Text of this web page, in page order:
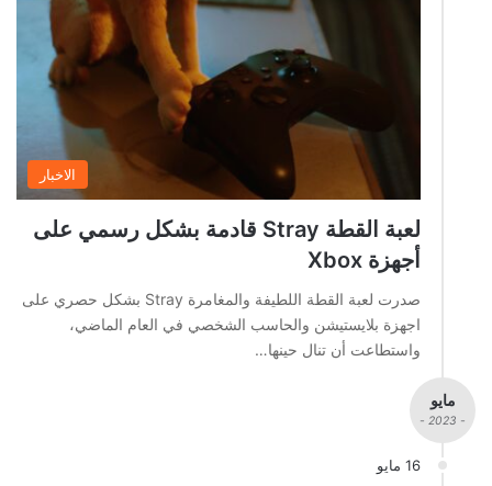
الاخبار
لعبة القطة Stray قادمة بشكل رسمي على
أجهزة Xbox
صدرت لعبة القطة اللطيفة والمغامرة Stray بشكل حصري على
اجهزة بلايستيشن والحاسب الشخصي في العام الماضي،
واستطاعت أن تنال حينها…
مايو
- 2023 -
16 مايو